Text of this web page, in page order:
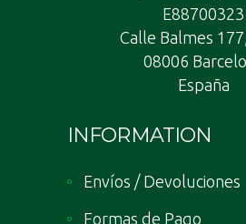
E88700323
Calle Balmes
08006
España
INFORMATION
Envíos / Devoluciones
Formas de Pago